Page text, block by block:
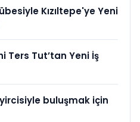
Kızıltepe'ye Yeni
Ters Tut’tan Yeni İş
buluşmak için